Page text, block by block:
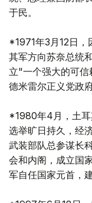
于民。
*1971年3月12日，
其军方向苏奈总统
立"一个强大的可
德米雷尔正义党政
*1980年4月，土耳
选举旷日持久，经
武装部队总参谋长
会和内阁，成立国
军自任国家元首，